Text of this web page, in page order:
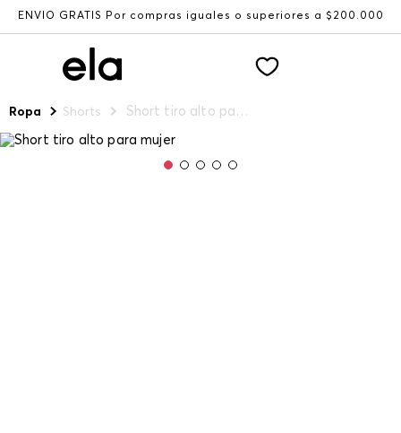
ENVÍO GRATIS Por compras iguales o superiores a $200.000
Ropa Shorts Short tiro alto para mujer